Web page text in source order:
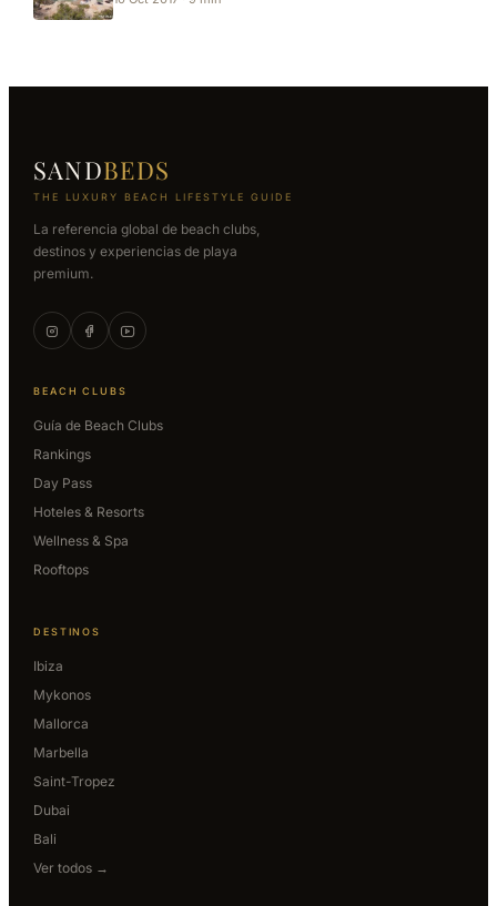
SANDBEDS
THE LUXURY BEACH LIFESTYLE GUIDE
La referencia global de beach clubs,
destinos y experiencias de playa
premium.
BEACH CLUBS
Guía de Beach Clubs
Rankings
Day Pass
Hoteles & Resorts
Wellness & Spa
Rooftops
DESTINOS
Ibiza
Mykonos
Mallorca
Marbella
Saint-Tropez
Dubai
Bali
Ver todos →